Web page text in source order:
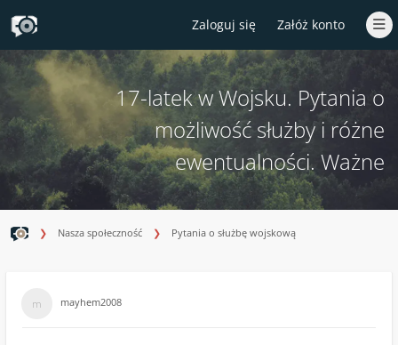
Zaloguj się Załóż konto
17-latek w Wojsku. Pytania o
możliwość służby i różne
ewentualności. Ważne
Nasza społeczność Pytania o służbę wojskową
mayhem2008